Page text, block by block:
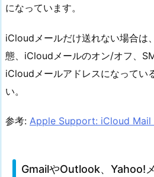
になっています。
iCloudメールだけ送れない場合
態、iCloudメールのオン/オフ、
iCloudメールアドレスになってい
い。
参考: Apple Support: iCloud
GmailやOutlook、Yahoo!